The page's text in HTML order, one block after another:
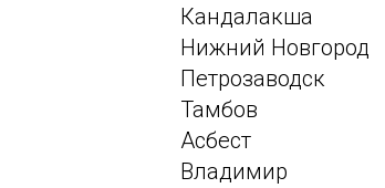
Кандалакша
Нижний Новгород
Петрозаводск
Тамбов
Асбест
Владимир